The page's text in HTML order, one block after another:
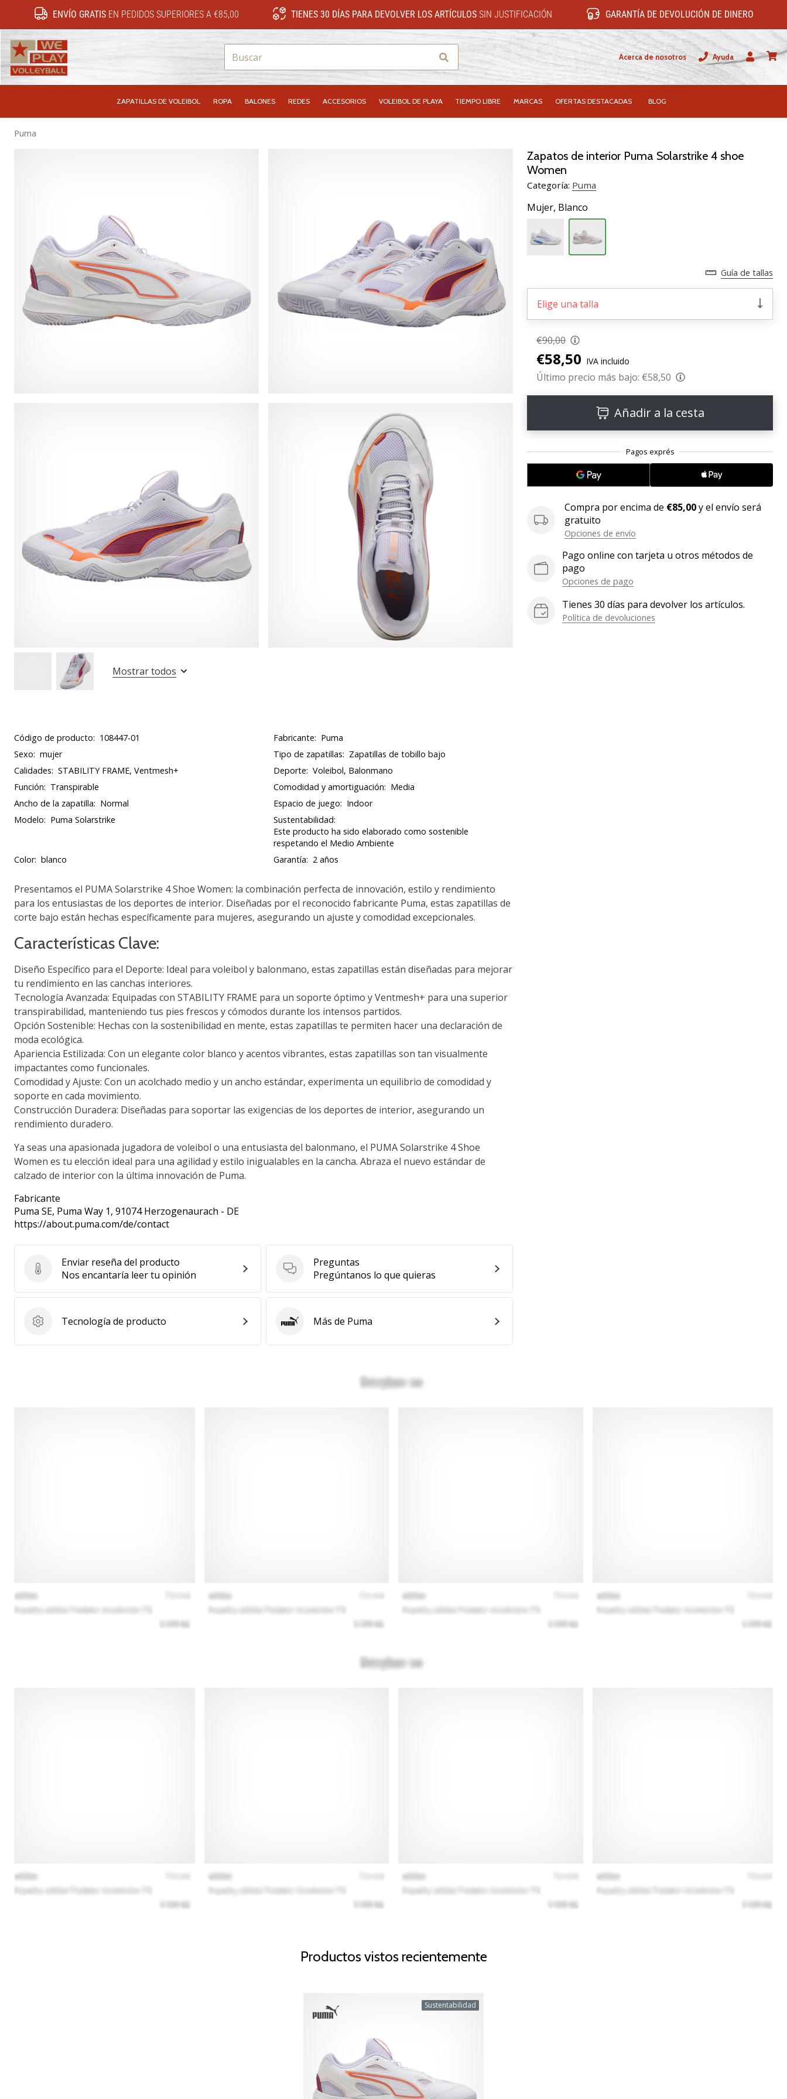
ENVÍO GRATISEN PEDIDOS SUPERIORES A €85,00 TIENES 30 DÍAS PARA DEVOLVER LOS ARTÍCULOS SIN JUSTIFICACIÓN GARANTÍA DE DEVOLUCIÓN DE DINERO
Buscar Acerca de nosotros
Ayuda
Usuario
ZAPATILLAS DE VOLEIBOL ROPA BALONES REDES ACCESORIOS VOLEIBOL DE PLAYA TIEMPO LIBRE MARCAS OFERTAS DESTACADAS BLOG
Puma
Zapatos de interior Puma Solarstrike 4 shoe
Women
Categoría: Puma
Mujer, Blanco
Guía de tallas
Elige una talla
€90,00
€58,50 IVA incluido
Último precio más bajo: €58,50
Añadir a la cesta
Compra por encima de €85,00y el envío será
gratuito
Opciones de envío
Pago online con tarjeta u otros métodos de
pago
Opciones de pago
Tienes 30 días para devolver los artículos.
Política de devoluciones
Mostrar todos
Código de producto: 108447-01 Fabricante: Puma
Sexo: mujer Tipo de zapatillas: Zapatillas de tobillo bajo
Calidades: STABILITY FRAME, Ventmesh+ Deporte: Voleibol, Balonmano
Función: Transpirable Comodidad y amortiguación: Media
Ancho de la zapatilla: Normal Espacio de juego: Indoor
Modelo: Puma Solarstrike
Sustentabilidad:
Este producto ha sido elaborado como sostenible
respetando el Medio Ambiente
Color: blanco Garantía: 2 años
Presentamos el PUMA Solarstrike 4 Shoe Women: la combinación perfecta de innovación, estilo y rendimiento
para los entusiastas de los deportes de interior. Diseñadas por el reconocido fabricante Puma, estas zapatillas de
corte bajo están hechas específicamente para mujeres, asegurando un ajuste y comodidad excepcionales.
Características Clave:
Diseño Específico para el Deporte: Ideal para voleibol y balonmano, estas zapatillas están diseñadas para mejorar
tu rendimiento en las canchas interiores.
Tecnología Avanzada: Equipadas con STABILITY FRAME para un soporte óptimo y Ventmesh+ para una superior
transpirabilidad, manteniendo tus pies frescos y cómodos durante los intensos partidos.
Opción Sostenible: Hechas con la sostenibilidad en mente, estas zapatillas te permiten hacer una declaración de
moda ecológica.
Apariencia Estilizada: Con un elegante color blanco y acentos vibrantes, estas zapatillas son tan visualmente
impactantes como funcionales.
Comodidad y Ajuste: Con un acolchado medio y un ancho estándar, experimenta un equilibrio de comodidad y
soporte en cada movimiento.
Construcción Duradera: Diseñadas para soportar las exigencias de los deportes de interior, asegurando un
rendimiento duradero.
Ya seas una apasionada jugadora de voleibol o una entusiasta del balonmano, el PUMA Solarstrike 4 Shoe
Women es tu elección ideal para una agilidad y estilo inigualables en la cancha. Abraza el nuevo estándar de
calzado de interior con la última innovación de Puma.
Fabricante
Puma SE, Puma Way 1, 91074 Herzogenaurach - DE
https://about.puma.com/de/contact
Enviar reseña del producto
Enviar reseña del producto
Nos encantaría leer tu opinión
Preguntas
Preguntas
Pregúntanos lo que quieras
Tecnología de producto
Tecnología de producto PumaMás de Puma
Productos vistos recientemente
Sustentabilidad